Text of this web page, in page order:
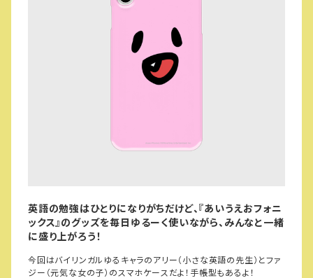
英語の勉強はひとりになりがちだけど、『あいうえおフォニ
ックス』のグッズを毎日ゆるーく使いながら、みんなと一緒
に盛り上がろう！
今回はバイリンガルゆるキャラのアリー（小さな英語の先生）とファ
ジー（元気な女の子）のスマホケースだよ！手帳型もあるよ！